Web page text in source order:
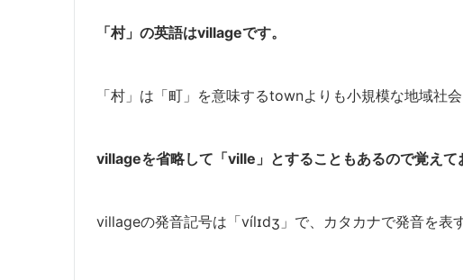
「村」の英語はvillageです。
「村」は「町」を意味するtownよりも小規模な地域社会
villageを省略して「ville」とすることもあるので覚えて
villageの発音記号は「vílɪdʒ」で、カタカナで発音を表